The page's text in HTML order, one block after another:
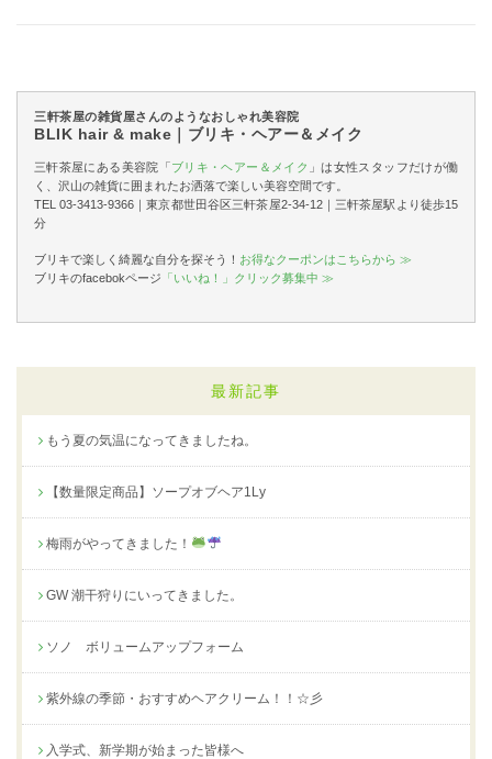
三軒茶屋の雑貨屋さんのようなおしゃれ美容院
BLIK hair & make｜ブリキ・ヘアー＆メイク
三軒茶屋にある美容院「 ブリキ・ヘアー＆メイク 」は女性スタッフだけが働
く、沢山の雑貨に囲まれたお洒落で楽しい美容空間です。
TEL 03-3413-9366｜東京都世田谷区三軒茶屋2-34-12｜三軒茶屋駅より徒歩15
分
ブリキで楽しく綺麗な自分を探そう！ お得なクーポンはこちらから ≫
ブリキのfacebokページ 「いいね！」クリック募集中 ≫
最新記事
もう夏の気温になってきましたね。
【数量限定商品】ソープオブヘア1Ly
梅雨がやってきました！
GW 潮干狩りにいってきました。
ソノ ボリュームアップフォーム
紫外線の季節・おすすめヘアクリーム！！☆彡
入学式、新学期が始まった皆様へ